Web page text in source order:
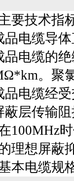
要技术指
品电缆导
品电缆的
。聚
品电缆经
蔽层传输
100MHz
理想屏蔽
本电缆规